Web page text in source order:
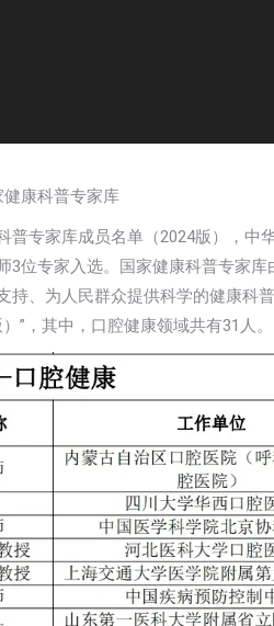
康科普专家库
普专家库成员名单（2024版），中
3位专家入选。国家健康科普专家
持、为人民群众提供科学的健康科
”，其中，口腔健康领域共有31人。